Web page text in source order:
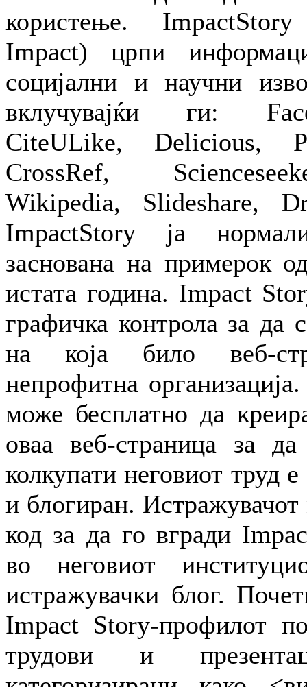
користење.
Impact) црпи
социјални и научни
вклучувајќи ги:
CiteULike, Delicious,
CrossRef,
Wikipedia, Slideshare,
ImpactStory ја
заснована на примерок
истата година. Impact
графичка контрола за да
на која било веб-
непрофитна
може бесплатно да
оваа веб-страница за
колкупати неговиот труд
и блогиран.
код за да го вгради
во неговиот
истражувачки блог.
Impact Story-профилот
трудови и